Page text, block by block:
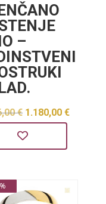
€.
–
€ Izvorna
cijena
bila
1.836,00 €.
1.180,00€